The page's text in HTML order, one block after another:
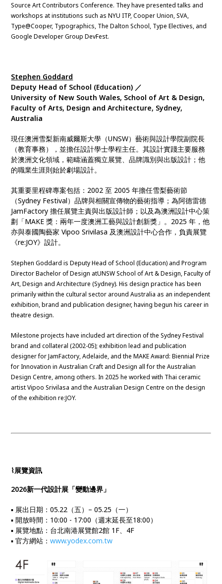
Source Art Contributors Conference. They have presented talks and
workshops at institutions such as NYU ITP, Cooper Union, SVA,
Type@Cooper, Typographics, The Dalton School, Type Electives, and
Google Developer Group DevFest.
Stephen Goddard
Deputy Head of School (Education) ／
University of New South Wales, School of Art & Design,
Faculty of Arts, Design and Architecture, Sydney,
Australia
現任澳洲雪梨新南威爾斯大學（UNSW）藝術與設計學院副院長
（教育事務），並擔任設計學士學程主任。其設計實踐主要服務
於澳洲文化領域，範疇涵蓋獨立展覽、品牌識別與出版設計；他
的職業生涯則始於劇場設計。
其重要里程碑專案包括：2002 至 2005 年擔任雪梨藝術節
（Sydney Festival）品牌與相關宣傳物的藝術指導；為阿德雷德
JamFactory 擔任展覽主責與出版設計師；以及為澳洲設計中心策
劃「MAKE 獎：兩年一度澳洲工藝與設計創新獎」。2025 年，他
亦與泰國陶藝家 Vipoo Srivilasa 及澳洲設計中心合作，負責展覽
《re:JOY》設計。
Stephen Goddard is Deputy Head of School (Education) and Program
Director Bachelor of Design atUNSW School of Art & Design, Faculty of
Art, Design and Architecture (Sydney). His design practice has been
primarily within the cultural sector around Australia as an independent
exhibition, brand and publication designer, having begun his career in
theatre design.
Milestone projects have included art direction of the Sydney Festival
brand and collateral (2002-05); exhibition lead and publication
designer for JamFactory, Adelaide, and the MAKE Award: Biennial Prize
for Innovation in Australian Craft and Design all for the Australian
Design Centre, among others. In 2025 he worked with Thai ceramic
artist Vipoo Srivilasa and the Australian Design Centre on the design
of the exhibition re:JOY.
⌇展覽資訊
2026新一代設計展「變動邊界」
▪ 展出日期：​05.22（五）– 05.25（一）
▪ 開放時間：10:00 - 17:00（週末延長至18:00）
▪ 展覽地點：台北南港展覽館2館 1F、4F
▪ 官方網站：www.yodex.com.tw